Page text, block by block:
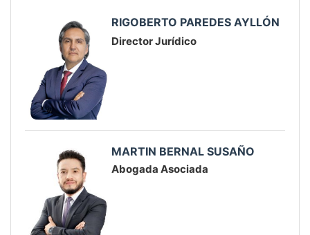
RIGOBERTO PAREDES AYLLÓN
Director Jurídico
MARTIN BERNAL SUSAÑO
Abogada Asociada